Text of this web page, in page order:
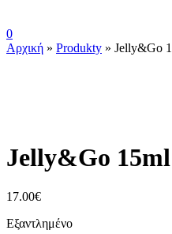
0
Αρχική » Produkty » Jelly&Go
Jelly&Go
17.00€
Εξαντλημένο